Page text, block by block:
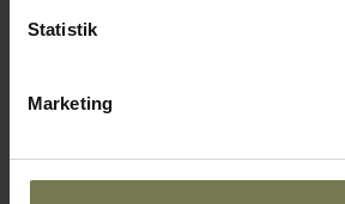
Statistik
Marketing